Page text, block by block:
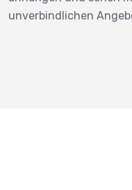
unverbindlichen